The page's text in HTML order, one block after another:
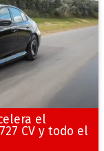
el
CV y todo el